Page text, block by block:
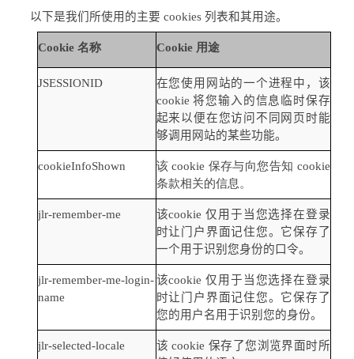
以下是我们所使用的主要 cookies 列表和其用途。
Cookie 名称 Cookie 用途
JSESSIONID
在您使用网站的一个进程中，该
cookie将您输入的信息临时保存
起来以便在您访问不同网页时能
够调用网站的某些功能。
cookieInfoShown 该 cookie 保存与向您告知 cookie
条款相关的信息 。
jlr-remember-me 该cookie仅用于当您选择在登录
时让门户界面记住您。它保存了
一个用于识别您身份的口令。
jlr-remember-me-login-
name
该cookie仅用于当您选择在登录
时让门户界面记住您。它保存了
您的用户名用于识别您的身份。
jlr-selected-locale 该 cookie 保存了您浏览界面时所